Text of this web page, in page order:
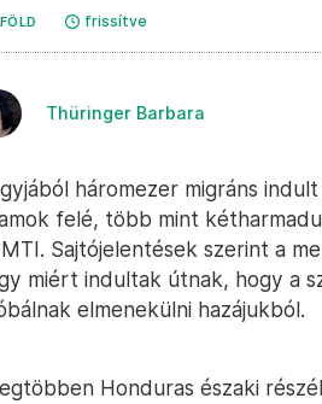
frissítve
Thüringer Barbara
háromezer migráns
felé, több mint
Sajtójelentések szerint a
miért indultak útnak, hogy a
elmenekülni hazájukból.
Honduras északi